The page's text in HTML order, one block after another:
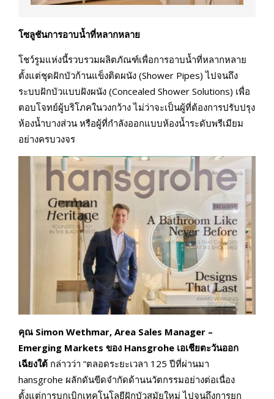
โซลูชันการอาบน้ำที่หลากหลาย
โชว์รูมแห่งนี้รวบรวมผลิตภัณฑ์เพื่อการอาบน้ำที่หลากหลาย
ตั้งแต่ชุดฝักบัวก้านแข็งติดผนัง (Shower Pipes) ไปจนถึง
ระบบฝักบัวแบบฝังผนัง (Concealed Shower Solutions) เพื่อ
ตอบโจทย์ผู้บริโภคในวงกว้าง ไม่ว่าจะเป็นผู้ที่ต้องการปรับปรุง
ห้องน้ำบางส่วน หรือผู้ที่กำลังออกแบบห้องน้ำระดับพรีเมียม
อย่างครบวงจร
คุณ Simon Wethmar, Area Sales Manager –
Emerging Markets ของ Hansgrohe เอเชียตะวันออก
เฉียงใต้ กล่าวว่า “ตลอดระยะเวลา 125 ปีที่ผ่านมา
hansgrohe ผลักดันขีดจำกัดด้านนวัตกรรมอย่างต่อเนื่อง
ตั้งแต่การบุกเบิกเทคโนโลยีฝักบัวสมัยใหม่ ไปจนถึงการยก